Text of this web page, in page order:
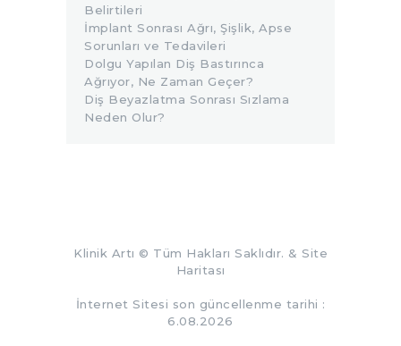
Belirtileri
İmplant Sonrası Ağrı, Şişlik, Apse
Sorunları ve Tedavileri
Dolgu Yapılan Diş Bastırınca
Ağrıyor, Ne Zaman Geçer?
Diş Beyazlatma Sonrası Sızlama
Neden Olur?
Klinik Artı © Tüm Hakları Saklıdır. & Site
Haritası
İnternet Sitesi son güncellenme tarihi :
6.08.2026